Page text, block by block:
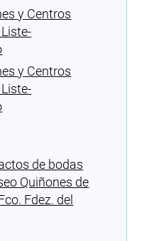
y Centros
y Centros
de bodas
Quiñones de
Fdez. del